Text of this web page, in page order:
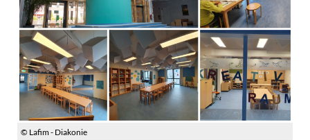
© Lafim - Diakonie